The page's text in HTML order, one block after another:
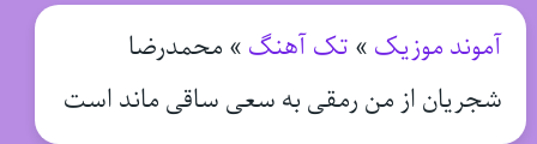
آموند موزیک » تک آهنگ » محمدرضا
شجریان از من رمقی به سعی ساقی ماند است